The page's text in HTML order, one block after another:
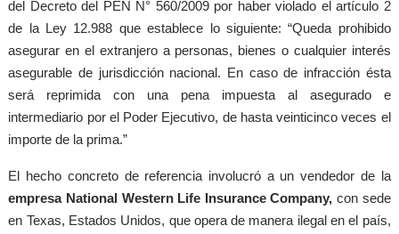
del Decreto del PEN N° 560/2009 por haber violado el artículo 2
de la Ley 12.988 que establece lo siguiente: “Queda prohibido
asegurar en el extranjero a personas, bienes o cualquier interés
asegurable de jurisdicción nacional. En caso de infracción ésta
será reprimida con una pena impuesta al asegurado e
intermediario por el Poder Ejecutivo, de hasta veinticinco veces el
importe de la prima.”
El hecho concreto de referencia involucró a un vendedor de la
empresa National Western Life Insurance Company, con sede
en Texas, Estados Unidos, que opera de manera ilegal en el país,